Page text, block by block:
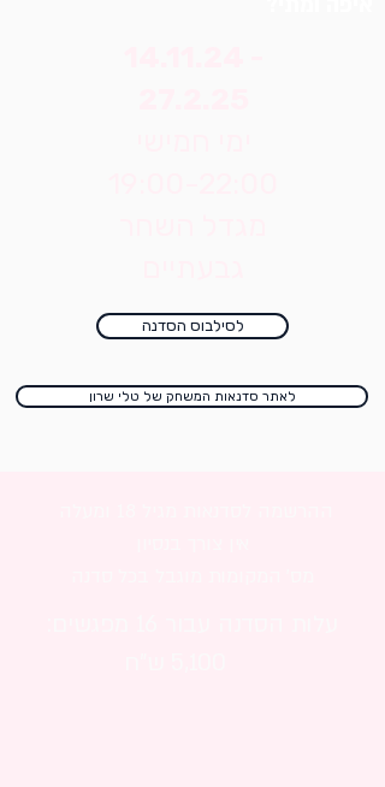
לסילבוס הסדנה
לאתר סדנאות המשחק של טלי שרון